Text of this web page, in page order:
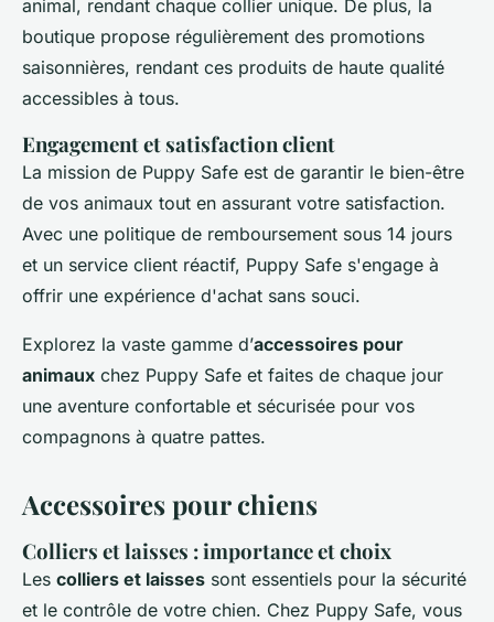
animal, rendant chaque collier unique. De plus, la
boutique propose régulièrement des promotions
saisonnières, rendant ces produits de haute qualité
accessibles à tous.
Engagement et satisfaction client
La mission de Puppy Safe est de garantir le bien-être
de vos animaux tout en assurant votre satisfaction.
Avec une politique de remboursement sous 14 jours
et un service client réactif, Puppy Safe s'engage à
offrir une expérience d'achat sans souci.
Explorez la vaste gamme d’accessoires pour
animaux chez Puppy Safe et faites de chaque jour
une aventure confortable et sécurisée pour vos
compagnons à quatre pattes.
Accessoires pour chiens
Colliers et laisses : importance et choix
Les colliers et laisses sont essentiels pour la sécurité
et le contrôle de votre chien. Chez Puppy Safe, vous